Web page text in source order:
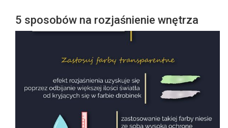
5 sposobów na rozjaśnienie wnętrza